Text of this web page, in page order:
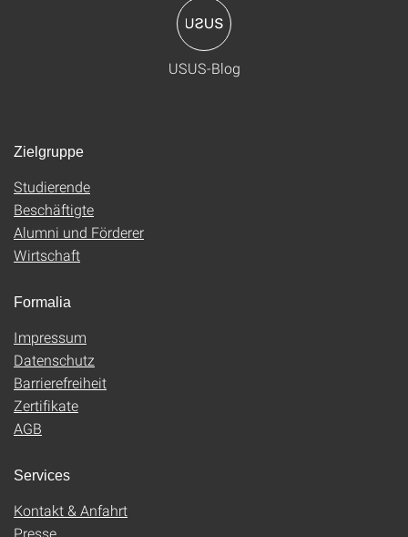
USUS-Blog
Zielgruppe
Studierende
Beschäftigte
Alumni und Förderer
Wirtschaft
Formalia
Impressum
Datenschutz
Barrierefreiheit
Zertifikate
AGB
Services
Kontakt & Anfahrt
Presse